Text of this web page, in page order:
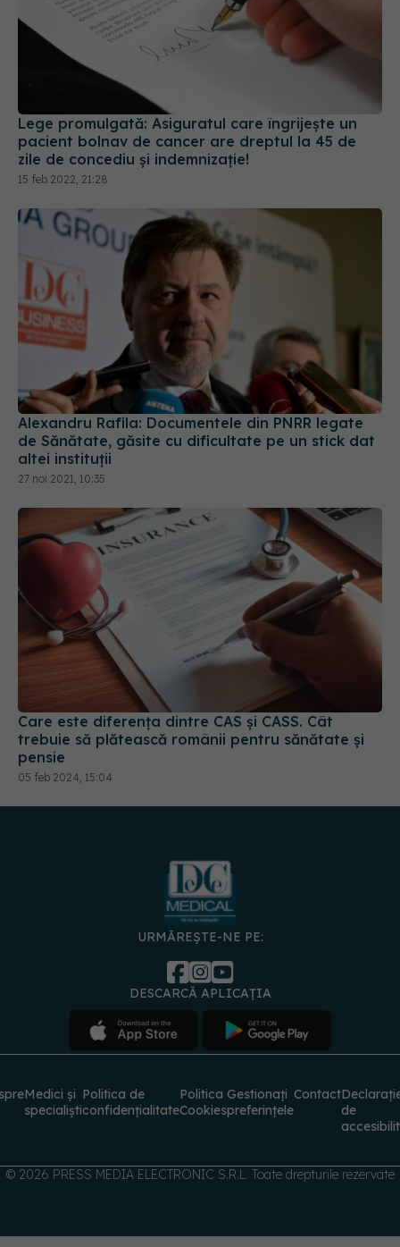
Lege promulgată: Asiguratul care îngrijește un
pacient bolnav de cancer are dreptul la 45 de
zile de concediu și indemnizație!
15 feb 2022, 21:28
Alexandru Rafila: Documentele din PNRR legate
de Sănătate, găsite cu dificultate pe un stick dat
altei instituții
27 noi 2021, 10:35
Care este diferența dintre CAS și CASS. Cât
trebuie să plătească românii pentru sănătate și
pensie
05 feb 2024, 15:04
URMĂREȘTE-NE PE:
DESCARCĂ APLICAȚIA
specialiști confidențialitate Cookies preferințele
de